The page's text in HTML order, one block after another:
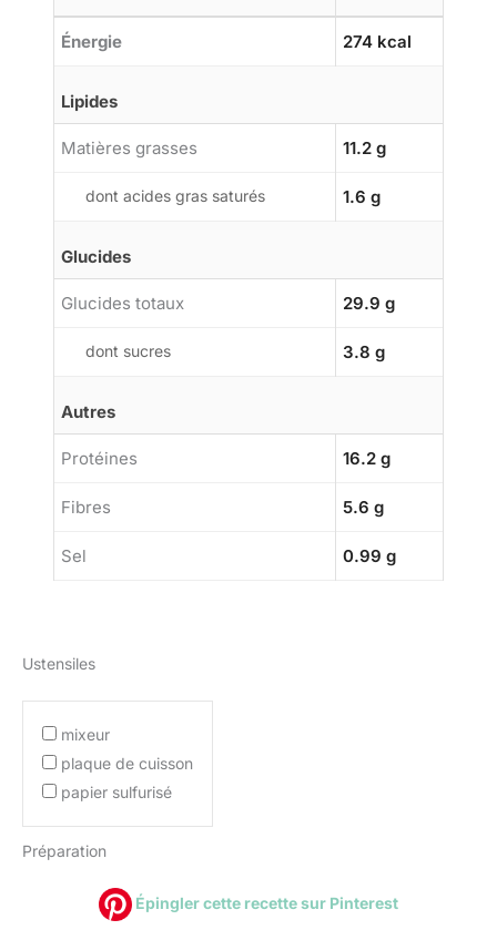
Énergie 274 kcal
Lipides
Matières grasses 11.2 g
dont acides gras saturés 1.6 g
Glucides
Glucides totaux 29.9 g
dont sucres 3.8 g
Autres
Protéines 16.2 g
Fibres 5.6 g
Sel 0.99 g
Ustensiles
mixeur
plaque de cuisson
papier sulfurisé
Préparation
Épingler cette recette sur Pinterest